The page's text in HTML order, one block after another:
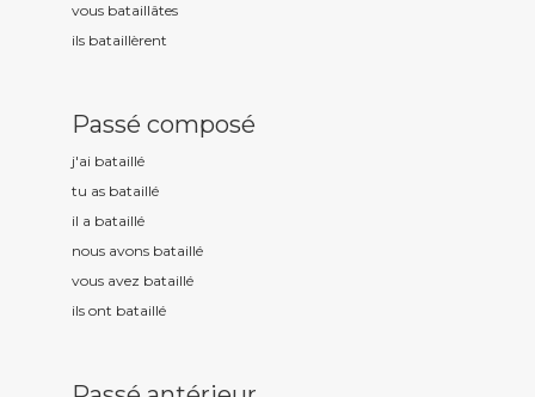
vous bataillâtes
ils bataillèrent
Passé composé
j'ai bataillé
tu as bataillé
il a bataillé
nous avons bataillé
vous avez bataillé
ils ont bataillé